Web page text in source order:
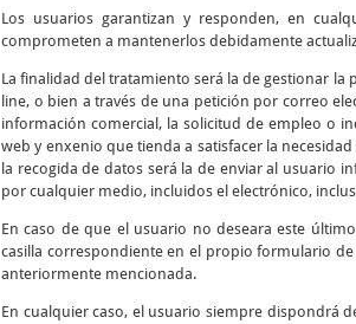
Los usuarios garantizan y responden, en
comprometen a mantenerlos debidamente
La finalidad del tratamiento será la de gestionar
line, o bien a través de una petición por correo
información comercial, la solicitud de empleo o
web y enxenio que tienda a satisfacer la
la recogida de datos será la de enviar al usuario
por cualquier medio, incluidos el electrónico,
En caso de que el usuario no deseara este
casilla correspondiente en el propio formulario
anteriormente mencionada.
En cualquier caso, el usuario siempre dispondrá